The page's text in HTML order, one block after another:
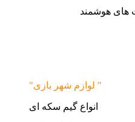
های هوشمند
"لوازم شهر بازی "
انواع گیم سکه ای